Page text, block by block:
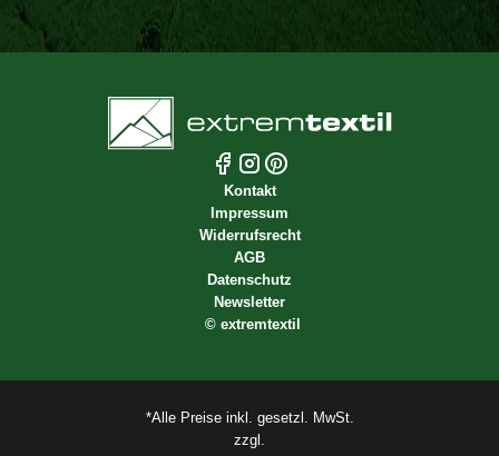
Kontakt
Impressum
Widerrufsrecht
AGB
Datenschutz
Newsletter
© extremtextil
*Alle Preise inkl. gesetzl. MwSt.
zzgl.